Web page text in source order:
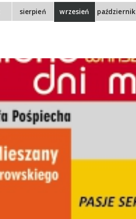
sierpień wrzesień październik